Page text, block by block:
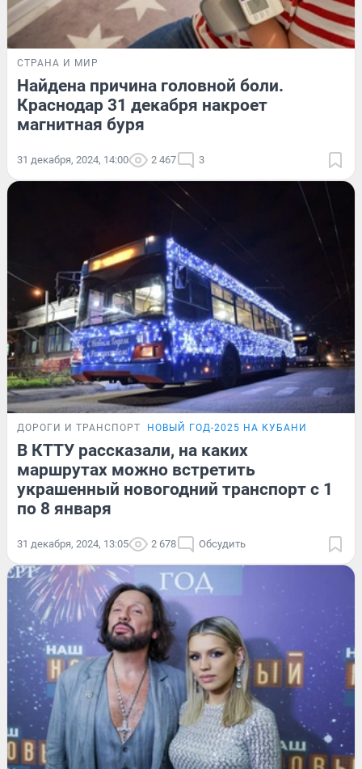
СТРАНА И МИР
Найдена причина головной боли.
Краснодар 31 декабря накроет
магнитная буря
31 декабря, 2024, 14:00 2 467 3
ДОРОГИ И ТРАНСПОРТ НОВЫЙ ГОД-2025 НА КУБАНИ
В КТТУ рассказали, на каких
маршрутах можно встретить
украшенный новогодний транспорт с 1
по 8 января
31 декабря, 2024, 13:05 2 678 Обсудить